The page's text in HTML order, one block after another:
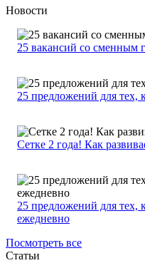
Новости
25 вакансий со сменным
25 предложений для тех,
Сетке 2 года! Как
25 предложений для тех,
ежедневно
Посмотреть все
Статьи